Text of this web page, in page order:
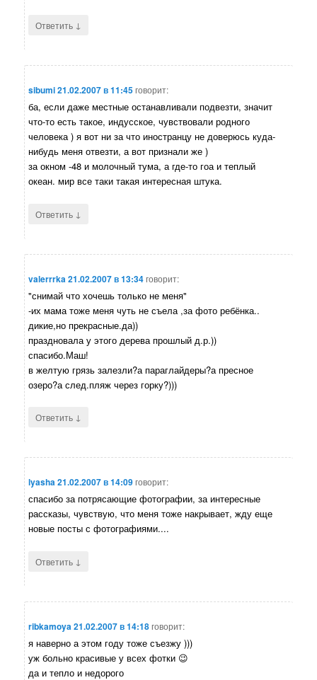
Ответить ↓
sibumi21.02.2007 в 11:45говорит:
ба, если даже местные останавливали подвезти, значит
что-то есть такое, индусское, чувствовали родного
человека ) я вот ни за что иностранцу не доверюсь куда-
нибудь меня отвезти, а вот признали же )
за окном -48 и молочный тума, а где-то гоа и теплый
океан. мир все таки такая интересная штука.
Ответить ↓
valerrrka21.02.2007 в 13:34говорит:
"снимай что хочешь только не меня"
-их мама тоже меня чуть не съела ,за фото ребёнка..
дикие,но прекрасные.да))
праздновала у этого дерева прошлый д.р.))
спасибо.Маш!
в желтую грязь залезли?а параглайдеры?а пресное
озеро?а след.пляж через горку?)))
Ответить ↓
lyasha21.02.2007 в 14:09говорит:
спасибо за потрясающие фотографии, за интересные
рассказы, чувствую, что меня тоже накрывает, жду еще
новые посты с фотографиями....
Ответить ↓
ribkamoya21.02.2007 в 14:18говорит:
я наверно а этом году тоже съезжу )))
уж больно красивые у всех фотки 😉
да и тепло и недорого